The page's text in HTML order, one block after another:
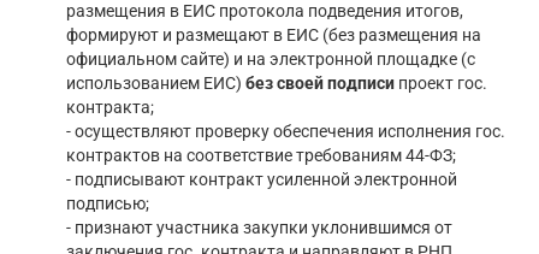
размещения в ЕИС протокола подведения итогов,
формируют и размещают в ЕИС (без размещения на
официальном сайте) и на электронной площадке (с
использованием ЕИС) без своей подписи проект гос.
контракта;
- осуществляют проверку обеспечения исполнения гос.
контрактов на соответствие требованиям 44-ФЗ;
- подписывают контракт усиленной электронной
подписью;
- признают участника закупки уклонившимся от